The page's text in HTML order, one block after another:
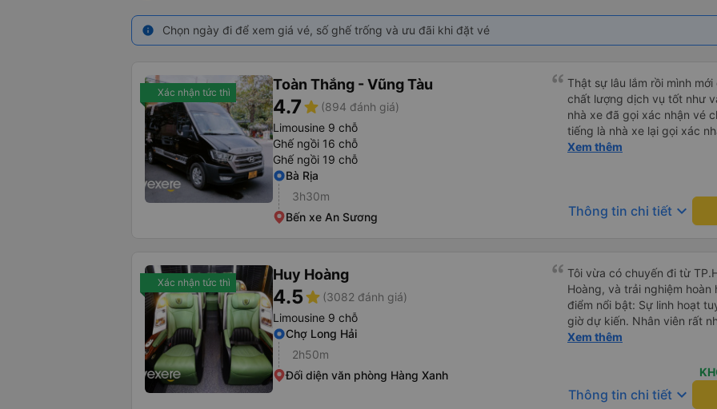
info Chọn ngày đi để xem giá vé, số ghế trống và ưu đãi khi đặt vé
Xác nhận tức thì Toàn Thắng - Vũng Tàu
4.7star (894 đánh giá)
Limousine 9 chỗ
Ghế ngồi 16 chỗ
Ghế ngồi 19 chỗ
Bà Rịa
3h30m
Bến xe An Sương
Thật sự lâu lắm rồi mình
chất lượng dịch vụ tốt như
nhà xe đã gọi xác nhận vé
tiếng là nhà xe lại gọi xác
của bác tài và số xe. Dịch
Xem thêm
Thông tin chi tiết keyboard_arrow_down
Xác nhận tức thì Huy Hoàng
4.5star (3082 đánh giá)
Limousine 9 chỗ
Chợ Long Hải
2h50m
Đối diện văn phòng Hàng Xanh
Tôi vừa có chuyến đi từ
Hoàng, và trải nghiệm
điểm nổi bật: Sự linh hoạt
giờ dự kiến. Nhân viên rất
chuyến xe sớm hơn vì còn
nghiệp và cẩn thận. Tôi
vì lái xe êm ái và ổn định.
limousine sạch sẽ và ghế
Xem thêm
Thông tin chi tiết keyboard_arrow_down